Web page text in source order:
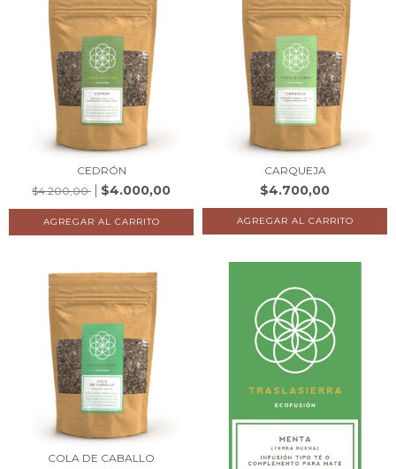
CEDRÓN
$4.200,00
$4.000,00
CARQUEJA
$4.700,00
COLA DE CABALLO